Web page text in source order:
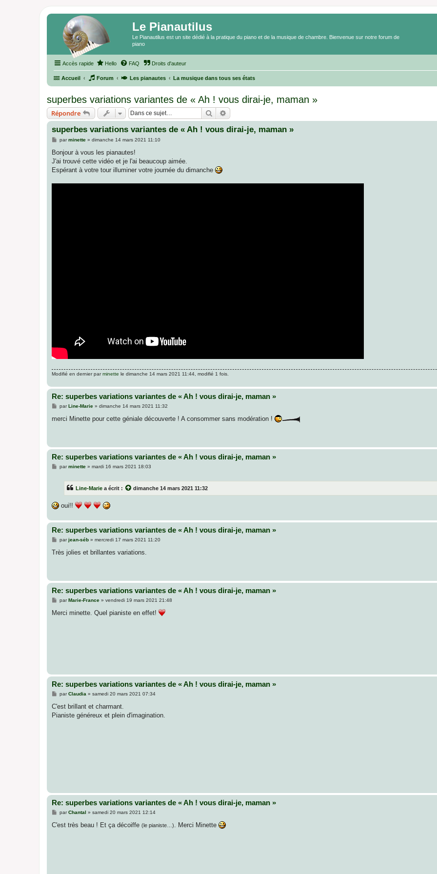
Le Pianautilus
Le Pianautilus est un site dédié à la pratique du piano et de la musique de chambre. Bienvenue sur notre forum de
piano
Accès rapide Hello FAQ Droits d'auteur
Accueil Forum Les pianautes La musique dans tous ses états
superbes variations variantes de « Ah ! vous dirai‑je, maman »
Répondre Rechercher
superbes variations variantes de « Ah ! vous dirai‑je, maman »
M
s
a
g
e
parminette» dimanche 14 mars 2021 11:10
Bonjour à vous les pianautes!
J'ai trouvé cette vidéo et je l'ai beaucoup aimée.
Espérant à votre tour illuminer votre journée du dimanche
Modifié en dernier parminette le dimanche 14 mars 2021 11:44, modifié 1 fois.
Re: superbes variations variantes de « Ah ! vous dirai‑je, maman »
M
s
parLine-Marie» dimanche 14 mars 2021 11:32
merci Minette pour cette géniale découverte ! A consommer sans modération !
Re: superbes variations variantes de « Ah ! vous dirai‑je, maman »
Mparminette» mardi 16 mars 2021 18:03
Line-Marie a écrit : dimanche 14 mars 2021 11:32
oui!!
Re: superbes variations variantes de « Ah ! vous dirai‑je, maman »
M
s
parjean-séb» mercredi 17 mars 2021 11:20
Très jolies et brillantes variations.
Re: superbes variations variantes de « Ah ! vous dirai‑je, maman »
M
s
parMarie-France» vendredi 19 mars 2021 21:48
Merci minette. Quel pianiste en effet!
Re: superbes variations variantes de « Ah ! vous dirai‑je, maman »
M
s
a
parClaudia » samedi 20 mars 2021 07:34
C'est brillant et charmant.
Pianiste généreux et plein d'imagination.
Re: superbes variations variantes de « Ah ! vous dirai‑je, maman »
M
s
parChantal » samedi 20 mars 2021 12:14
C'est très beau ! Et ça décoiffe (le pianiste…) . Merci Minette